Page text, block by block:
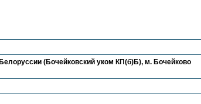
(Бочейковский уком КП(б)Б), м. Бочейково